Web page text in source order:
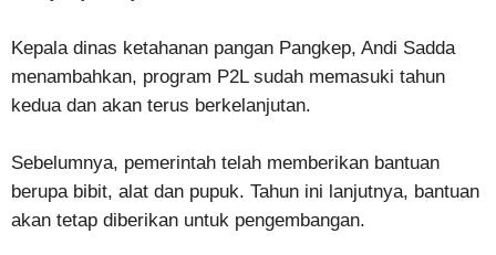
Kepala dinas ketahanan pangan Pangkep, Andi Sadda
menambahkan, program P2L sudah memasuki tahun
kedua dan akan terus berkelanjutan.
Sebelumnya, pemerintah telah memberikan bantuan
berupa bibit, alat dan pupuk. Tahun ini lanjutnya, bantuan
akan tetap diberikan untuk pengembangan.